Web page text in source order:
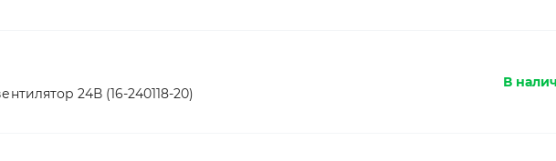
24В (16-240118-20)
В